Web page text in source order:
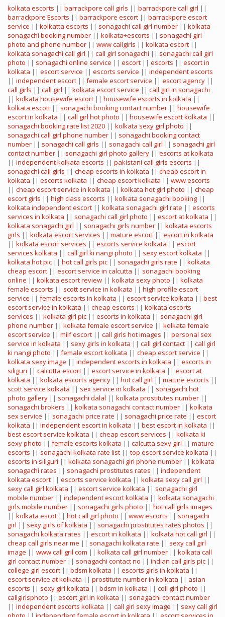
kolkata escorts || barrackpore call girls || barrackpore call girl ||
barrackpore Escorts || barrackpore escort || barrackpore escort
service || kolkatta escorts || sonagachi call girl number || kolkata
sonagachi booking number || kolkata+escorts || sonagachi girl
photo and phone number || www callgirls || kolkata escort ||
kolkata sonagachi call girl || call girl sonagachi || sonagachi call girl
photo || sonagachi online service || escort || escorts || escort in
kolkata || escort service || escorts service || independent escorts
|| independent escort || female escort service || escort agency ||
call girls || call girl || kolkata escort service || call girl in sonagachi
|| kolkata housewife escort || housewife escorts in kolkata ||
kolkata escott || sonagachi booking contact number || housewife
escort in kolkata || call girl hot photo || housewife escort kolkata ||
sonagachi booking rate list 2020 || kolkata sexy girl photo ||
sonagachi call girl phone number || sonagachi booking contact
number || sonagachi call girls || sonagachi call girl || sonagachi girl
contact number || sonagachi girl photo gallery || escorts at kolkata
|| independent kolkata escorts || pakistani call girls escorts ||
sonagachi call girls || cheap escorts in kolkata || cheap escort in
kolkata || escorts kolkata || cheap escort kolkata || www escorts
|| cheap escort service in kolkata || kolkata hot girl photo || cheap
escort girls || high class escorts || kolkata sonagachi booking ||
kolkata independent escort || kolkata sonagachi girl rate || escorts
services in kolkata || sonagachi call girl photo || escort at kolkata ||
kolkata sonagachi girl || sonagachi girls number || kolkata escorts
girls || kolkata escort services || mature escort || escort in kolkata
|| kolkata escort services || escorts service kolkata || escort
services kolkata || call girl ki nangi photo || sexy escort kolkata ||
kolkata hot pic || hot call girls pic || sonagachi girls rate || kolkata
cheap escort || escort service in calcutta || sonagachi booking
online || kolkata escort review || kolkata sexy photo || kolkata
female escorts || scott service in kolkata || high profile escort
service || female escorts in kolkata || escort service kolkata || best
escort service in kolkata || cheap escorts || kolkata escorts
services || kolkata girl pic || escorts in kolkata || sonagachi girl
phone number || kolkata female escort service || kolkata female
escort service || milf escort || call girls hot images || personal sex
service in kolkata || sexy girls in kolkata || call girl contact || call girl
ki nangi photo || female escort kolkata || cheap escort service ||
kolkata sexy image || independent escorts in kolkata || escorts in
siliguri || calcutta escort || escort service in kolkata || escort at
kolkata || kolkata escorts agency || hot call girl || mature escorts ||
scott service kolkata || sex service in kolkata || sonagachi hot
photo gallery || sonagachi dalal || kolkata prostitutes number ||
sonagachi brokers || kolkata sonagachi contact number || kolkata
sex service || sonagachi price rate || sonagachi price rate || escort
kolkata || independent escort in kolkata || best escort in kolkata ||
best escort service kolkata || cheap escort services || kolkata ki
sexy photo || female escorts kolkata || calcutta sexy girl || mature
escorts || sonagachi kolkata rate list || top escort service kolkata ||
escorts in siliguri || kolkata sonagachi girl phone number || kolkata
sonagachi rates || sonagachi prostitutes rates || independent
kolkata escort || escorts service kolkata || kolkata sexy call girl ||
sexy call girl kolkata || escort service kolkata || sonagachi girl
mobile number || independent escort kolkata || kolkata sonagachi
girls mobile number || sonagachi girls photo || hot call girls images
|| kolkata escot || hot call girl photo || www escorts || sonagachi
girl || sexy girls of kolkata || sonagachi prostitutes rates photos ||
sonagachi kolkata rates || escort in kolkata || kolkata hot call girl ||
cheap call girls near me || sonagachi kolkata rate || sexy call girl
image || www call gril com || kolkata call girl number || kolkata call
girl contact number || sonagachi contact no || indian call girls pic ||
college girl escort || bdsm kolkata || escorts girls in kolkata ||
escort service at kolkata || prostitute number in kolkata || asian
escorts || sexy girl kolkata || bdsm in kolkata || coll girl photo ||
callgirlsphoto || escort girl in kolkata || sonagachi contact number
|| independent escorts kolkata || call girl sexy image || sexy call girl